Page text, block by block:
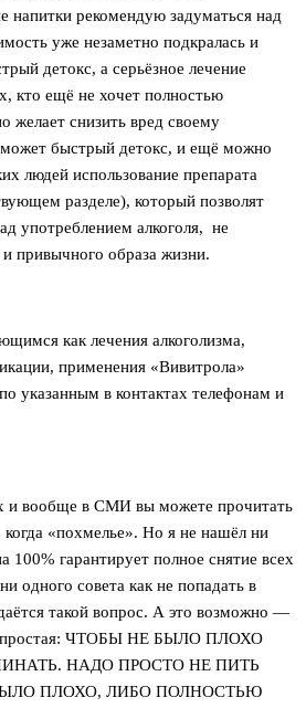
напитки рекомендую задуматься над
уже незаметно подкралась и
детокс, а серьёзное лечение
кто ещё не хочет полностью
желает снизить вред своему
быстрый детокс, и ещё можно
людей использование препарата
разделе), который позволят
употреблением алкоголя, не
и привычного образа жизни.
как лечения алкоголизма,
применения «Вивитрола»
указанным в контактах телефонам и
и вообще в СМИ вы можете прочитать
когда «похмелье». Но я не нашёл ни
100% гарантирует полное снятие всех
одного совета как не попадать в
такой вопрос. А это возможно —
простая: ЧТОБЫ НЕ БЫЛО ПЛОХО
НАДО ПРОСТО НЕ ПИТЬ
ПЛОХО, ЛИБО ПОЛНОСТЬЮ